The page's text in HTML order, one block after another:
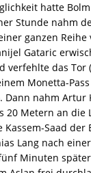
hatte
Stunde nahm
ganzen Reihe
Gataric
verfehlte das Tor
Monetta-
Dann nahm Artur
20 Metern an die
Saad der
Lang nach
Minuten